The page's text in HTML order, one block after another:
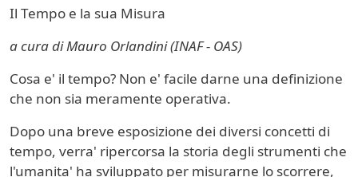
Il Tempo e la sua Misura
a cura di Mauro Orlandini (INAF - OAS)
Cosa e' il tempo? Non e' facile darne una definizione
che non sia meramente operativa.
Dopo una breve esposizione dei diversi concetti di
tempo, verra' ripercorsa la storia degli strumenti che
l'umanita' ha sviluppato per misurarne lo scorrere,